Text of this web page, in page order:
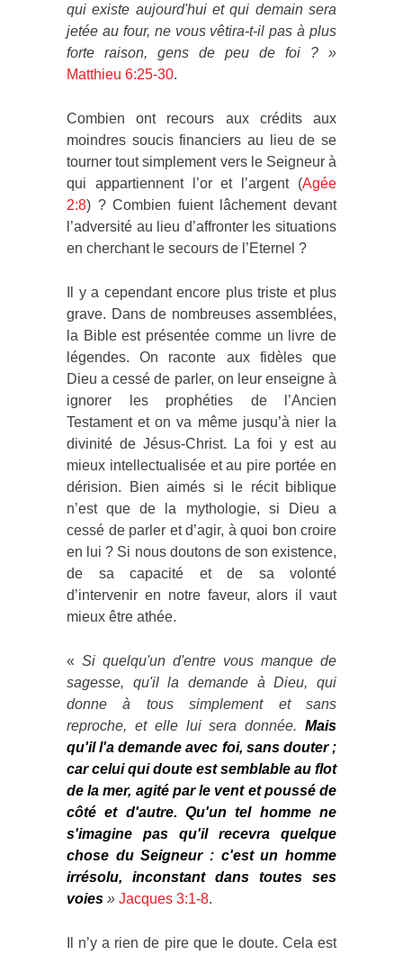
qui existe aujourd'hui et qui demain sera
jetée au four, ne vous vêtira-t-il pas à plus
forte raison, gens de peu de foi ? »
Matthieu 6:25-30.
Combien ont recours aux crédits aux
moindres soucis financiers au lieu de se
tourner tout simplement vers le Seigneur à
qui appartiennent l’or et l’argent (Agée
2:8) ? Combien fuient lâchement devant
l’adversité au lieu d’affronter les situations
en cherchant le secours de l’Eternel ?
Il y a cependant encore plus triste et plus
grave. Dans de nombreuses assemblées,
la Bible est présentée comme un livre de
légendes. On raconte aux fidèles que
Dieu a cessé de parler, on leur enseigne à
ignorer les prophéties de l’Ancien
Testament et on va même jusqu’à nier la
divinité de Jésus-Christ. La foi y est au
mieux intellectualisée et au pire portée en
dérision. Bien aimés si le récit biblique
n’est que de la mythologie, si Dieu a
cessé de parler et d’agir, à quoi bon croire
en lui ? Si nous doutons de son existence,
de sa capacité et de sa volonté
d’intervenir en notre faveur, alors il vaut
mieux être athée.
« Si quelqu'un d'entre vous manque de
sagesse, qu'il la demande à Dieu, qui
donne à tous simplement et sans
reproche, et elle lui sera donnée. Mais
qu'il l'a demande avec foi, sans douter ;
car celui qui doute est semblable au flot
de la mer, agité par le vent et poussé de
côté et d'autre. Qu'un tel homme ne
s'imagine pas qu'il recevra quelque
chose du Seigneur : c'est un homme
irrésolu, inconstant dans toutes ses
voies » Jacques 3:1-8.
Il n’y a rien de pire que le doute. Cela est